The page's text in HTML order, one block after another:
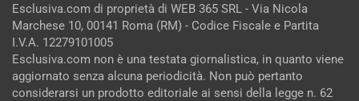
Esclusiva.com di proprietà di WEB 365 SRL - Via Nicola
Marchese 10, 00141 Roma (RM) - Codice Fiscale e Partita
I.V.A. 12279101005
Esclusiva.com non è una testata giornalistica, in quanto viene
aggiornato senza alcuna periodicità. Non può pertanto
considerarsi un prodotto editoriale ai sensi della legge n. 62